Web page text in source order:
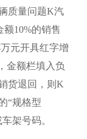
质量问题K汽
10%的销售
元开具红字增
金额栏填入负
货退回，则K
“规格型
架号码。